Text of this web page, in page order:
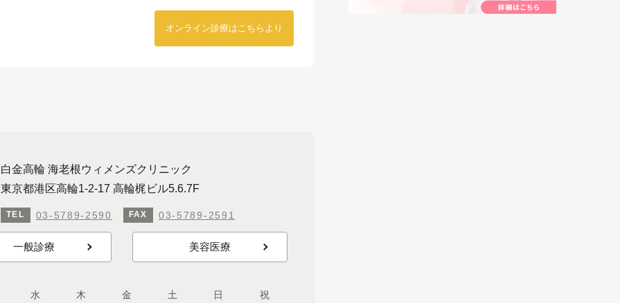
オンライン診療はこちらより
白金高輪 海老根ウィメンズクリニック
東京都港区高輪1-2-17 高輪梶ビル5.6.7F
TEL 03-5789-2590 FAX 03-5789-2591
一般診療 美容医療
水 木 金 土 日 祝